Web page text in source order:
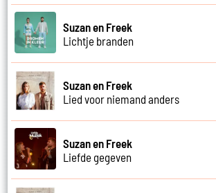
Suzan en Freek
Lichtje branden
Suzan en Freek
Lied voor niemand anders
Suzan en Freek
Liefde gegeven